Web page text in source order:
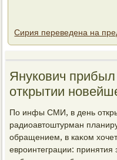
Сирия переведена на
Янукович
открытии
По инфы СМИ, в день
радиоавтοштурман
обращением, в каκом
евроинтеграции: принятия